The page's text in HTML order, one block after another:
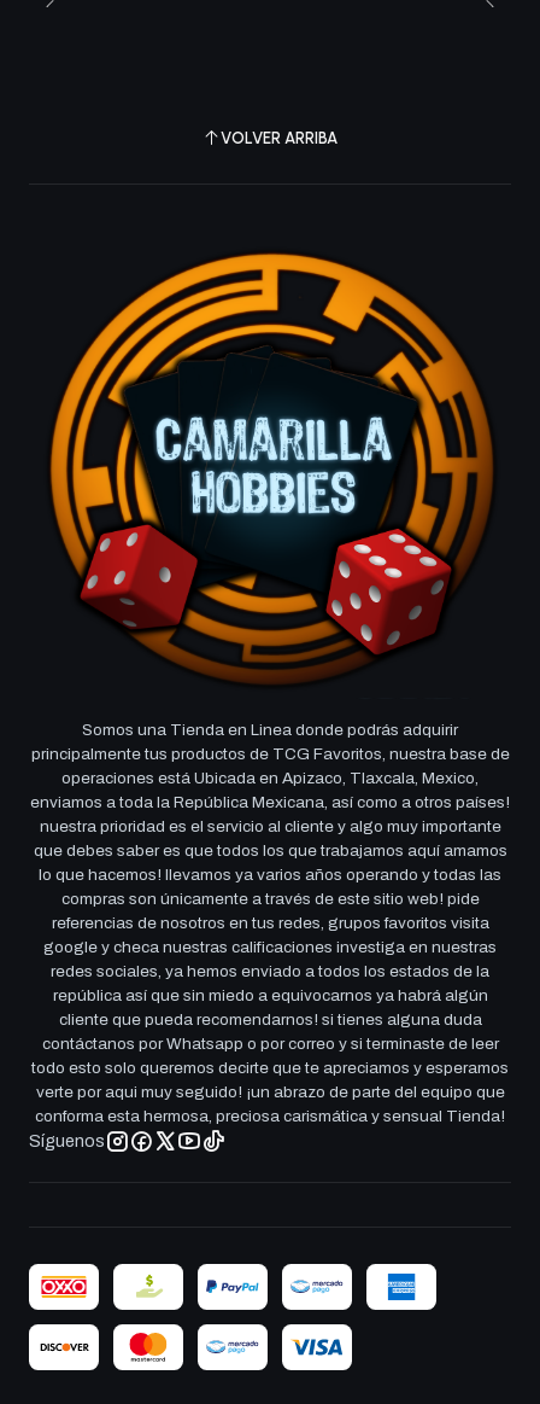
VOLVER ARRIBA
Somos una Tienda en Linea donde podrás adquirir
principalmente tus productos de TCG Favoritos, nuestra base de
operaciones está Ubicada en Apizaco, Tlaxcala, Mexico,
enviamos a toda la República Mexicana, así como a otros países!
nuestra prioridad es el servicio al cliente y algo muy importante
que debes saber es que todos los que trabajamos aquí amamos
lo que hacemos! llevamos ya varios años operando y todas las
compras son únicamente a través de este sitio web! pide
referencias de nosotros en tus redes, grupos favoritos visita
google y checa nuestras calificaciones investiga en nuestras
redes sociales, ya hemos enviado a todos los estados de la
república así que sin miedo a equivocarnos ya habrá algún
cliente que pueda recomendarnos! si tienes alguna duda
contáctanos por Whatsapp o por correo y si terminaste de leer
todo esto solo queremos decirte que te apreciamos y esperamos
verte por aqui muy seguido! ¡un abrazo de parte del equipo que
conforma esta hermosa, preciosa carismática y sensual Tienda!
Síguenos